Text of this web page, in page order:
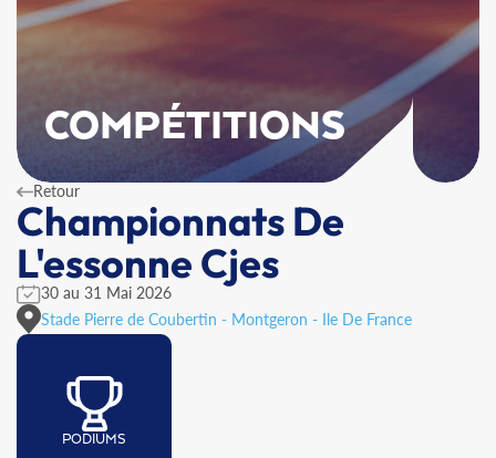
COMPÉTITIONS
Retour
Championnats De
L'essonne Cjes
30 au 31 Mai 2026
Stade Pierre de Coubertin - Montgeron - Ile De France
PODIUMS